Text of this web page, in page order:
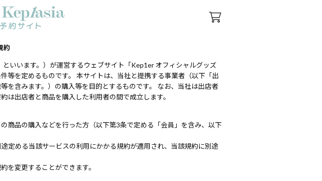
約
いいます。）が運営するウェブサイト「Kep1er オフィシャルグッズ
等を定めるものです。 本サイトは、当社と提携する事業者（以下「出
を含みます。）の購入等を目的とするものです。 なお、当社は出店者
は出店者と商品を購入した利用者の間で成立します。
商品の購入などを行った方（以下第3条で定める「会員」を含み、以下
定める当該サービスの利用にかかる規約が適用され、当該規約に別途
を変更することができます。